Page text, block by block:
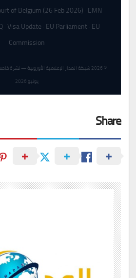
of Belgium (26 Feb 2026) · EMN
· Visa Update · EU Parliament · EU
Commission
يونيو 2026
Share